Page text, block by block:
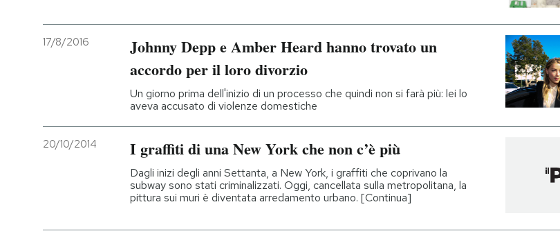
17/8/2016
Johnny Depp e Amber Heard hanno trovato un
accordo per il loro divorzio
Un giorno prima dell'inizio di un processo che quindi non si farà più: lei lo
aveva accusato di violenze domestiche
20/10/2014 I graffiti di una New York che non c’è più
Dagli inizi degli anni Settanta, a New York, i graffiti che coprivano la
subway sono stati criminalizzati. Oggi, cancellata sulla metropolitana, la
pittura sui muri è diventata arredamento urbano. [Continua]